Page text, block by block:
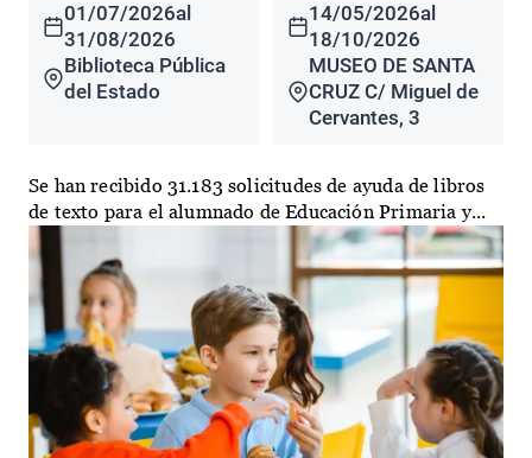
01/07/2026al
31/08/2026
Biblioteca Pública
del Estado
14/05/2026al
18/10/2026
MUSEO DE SANTA
CRUZ C/ Miguel de
Cervantes, 3
Se han recibido 31.183 solicitudes de ayuda de libros
de texto para el alumnado de Educación Primaria y...